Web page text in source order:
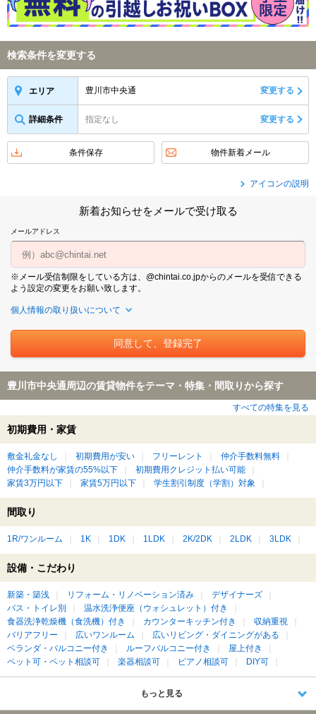
検索条件を変更する
エリア 豊川市中央通 変更する
詳細条件 指定なし 変更する
条件保存 物件新着メール
アイコンの説明
新着お知らせをメールで受け取る
メールアドレス
※メール受信制限をしている方は、@chintai.co.jpからのメールを受信できる
よう設定の変更をお願い致します。
個人情報の取り扱いについて
豊川市中央通周辺の賃貸物件をテーマ・特集・間取りから探す
すべての特集を見る
初期費用・家賃
敷金礼金なし 初期費用が安い フリーレント
仲介手数料無料
仲介手数料が家賃の55%以下
初期費用クレジット払い可能
家賃3万円以下
家賃5万円以下 学生割引制度（学割）対象
間取り
1R/ワンルーム 1K 1DK 1LDK 2K/2DK 2LDK 3LDK
設備・こだわり
新築・築浅 リフォーム・リノベーション済み
デザイナーズ
バス・トイレ別
温水洗浄便座（ウォシュレット）付き
食器洗浄乾燥機（食洗機）付き
カウンターキッチン付き
収納重視
バリアフリー
広いワンルーム
広いリビング・ダイニングがある
ベランダ・バルコニー付き
ルーフバルコニー付き
屋上付き
ペット可・ペット相談可
楽器相談可 ピアノ相談可 DIY可
もっと見る